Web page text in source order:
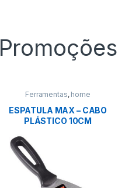
Promoções
Ferramentas, home
ESPATULA MAX – CABO
PLÁSTICO 10CM